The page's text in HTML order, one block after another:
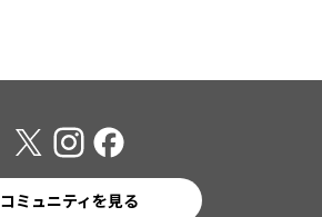
コミュニティを見る